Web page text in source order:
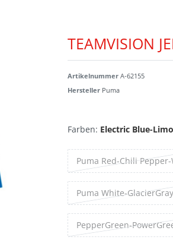
TEAMVISION
Artikelnummer A-62155
Hersteller Puma
Farben: Electric Blue-
Puma Red-Chili
Puma White-
PepperGreen-